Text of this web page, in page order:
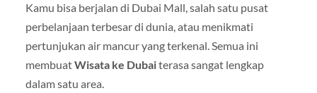
Kamu bisa berjalan di Dubai Mall, salah satu pusat
perbelanjaan terbesar di dunia, atau menikmati
pertunjukan air mancur yang terkenal. Semua ini
membuatWisata ke Dubaiterasa sangat lengkap
dalam satu area.